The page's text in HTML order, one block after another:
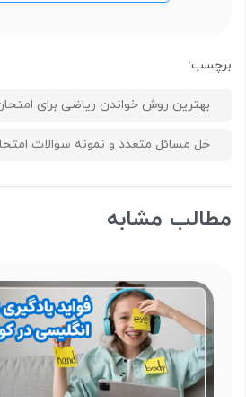
برچسب:
بهترین روش خواندن ریاضی برای
حل مسائل متعدد و نمونه سوالات
مطالب مشابه